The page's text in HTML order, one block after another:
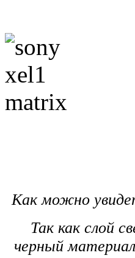
Как можно
Так как слой
черный